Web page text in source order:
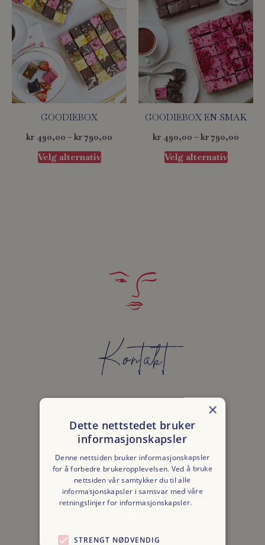
GOODIEBOX
kr 490,00 – kr 790,00
Velg alternativ
Alternativene
kan
velges
på
produktsiden
GOODIEBOX EN SMAK
kr 490,00 – kr 790,00
Velg alternativ
kan
velges
på
Kontakt
ULLEVÅLSVEIEN 89, OSLO
ORG NR: 817 403 352
BESTILL MAT OG KAKER: 413 44 470
BAKERY@OSLORAW.NO
×
Dette nettstedet bruker
informasjonskapsler
Denne nettsiden bruker informasjonskapsler
for å forbedre brukeropplevelsen. Ved å bruke
nettsiden vår samtykker du til alle
informasjonskapsler i samsvar med våre
retningslinjer for informasjonskapsler.
STRENGT NØDVENDIG